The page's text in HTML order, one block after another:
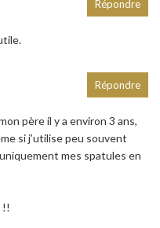
Répondre
père il y a environ 3 ans,
si j’utilise peu souvent
mes spatules en
!!
Répondre